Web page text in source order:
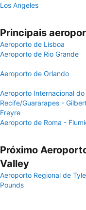
Los Angeles
Principais
Aeroporto de Lisboa
Aeroporto de Rio Grande
Aeroporto de Orlando
Aeroporto Internacional do
Recife/Guararapes -
Freyre
Aeroporto de Roma -
Próximo
Valley
Aeroporto Regional de
Pounds